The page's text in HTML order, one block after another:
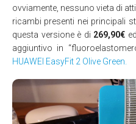
ovviamente, nessuno vieta di
ricambi presenti nei principali
questa versione è di 269,90€
aggiuntivo in
HUAWEI EasyFit 2 Olive Green.